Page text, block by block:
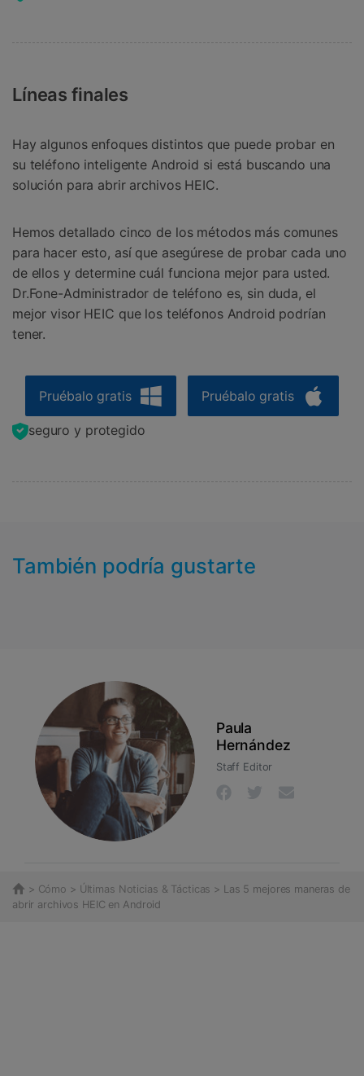
Líneas finales
Hay algunos enfoques distintos que puede probar en
su teléfono inteligente Android si está buscando una
solución para abrir archivos HEIC.
Hemos detallado cinco de los métodos más comunes
para hacer esto, así que asegúrese de probar cada uno
de ellos y determine cuál funciona mejor para usted.
Dr.Fone-Administrador de teléfono es, sin duda, el
mejor visor HEIC que los teléfonos Android podrían
tener.
Pruébalo gratis Pruébalo gratis
seguro y protegido
También podría gustarte
Paula
Hernández
Staff Editor
> Cómo > Últimas Noticias & Tácticas > Las 5 mejores maneras de
abrir archivos HEIC en Android